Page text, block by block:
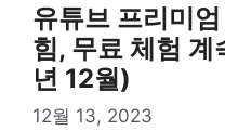
유튜브 프리미
힘, 무료 체험
년 12월)
12월 13, 2023